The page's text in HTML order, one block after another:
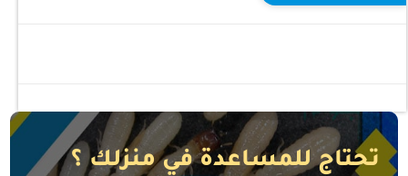
تحتاج للمساعدة في منزلك ؟